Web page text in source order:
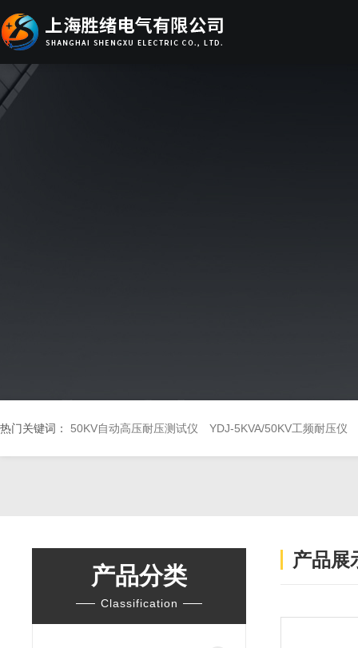
热门关键词： 50KV自动高压耐压测试仪 YDJ-5KVA/50KV工频耐压仪
产品分类
Classification
产品展